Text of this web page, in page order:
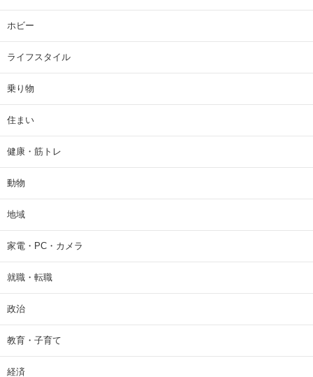
ホビー
ライフスタイル
乗り物
住まい
健康・筋トレ
動物
地域
家電・PC・カメラ
就職・転職
政治
教育・子育て
経済